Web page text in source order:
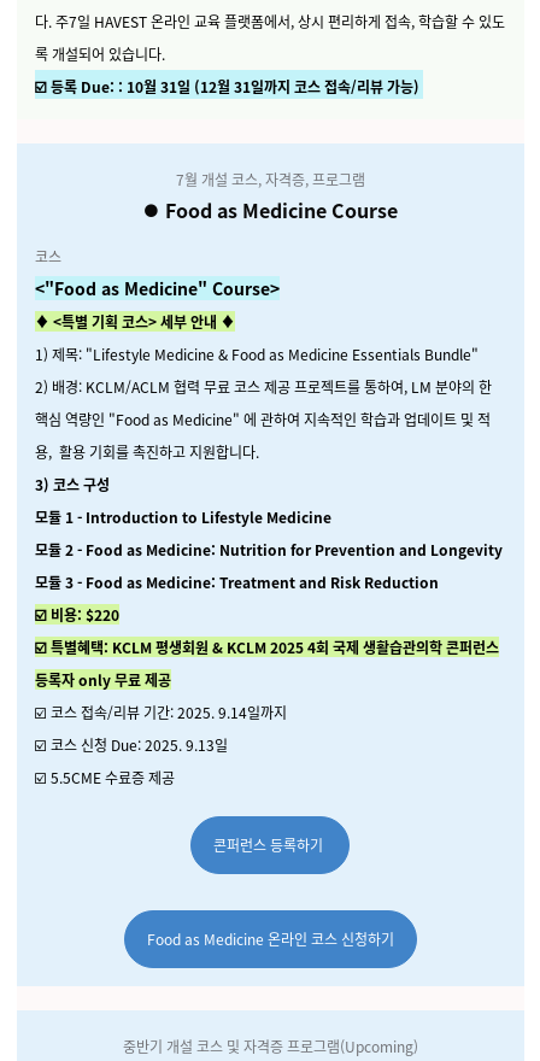
다. 주7일 HAVEST 온라인 교육 플랫폼에서, 상시 편리하게 접속, 학습할 수 있도
록 개설되어 있습니다.
☑️ 등록 Due: : 10월 31일 (12월 31일까지 코스 접속/리뷰 가능)
7월 개설 코스, 자격증, 프로그램
⏺️ Food as Medicine Course
코스
<"Food as Medicine" Course>
♦️ <특별 기획 코스> 세부 안내 ♦️
1) 제목: "Lifestyle Medicine & Food as Medicine Essentials Bundle"
2) 배경: KCLM/ACLM 협력 무료 코스 제공 프로젝트를 통하여, LM 분야의 한
핵심 역량인 "Food as Medicine" 에 관하여 지속적인 학습과 업데이트 및 적
용, 활용 기회를 촉진하고 지원합니다.
3) 코스 구성
모듈 1 - Introduction to Lifestyle Medicine
모듈 2 - Food as Medicine: Nutrition for Prevention and Longevity
모듈 3 - Food as Medicine: Treatment and Risk Reduction
☑️ 비용: $220
☑️ 특별혜택: KCLM 평생회원 & KCLM 2025 4회 국제 생활습관의학 콘퍼런스
등록자 only 무료 제공
☑️ 코스 접속/리뷰 기간: 2025. 9.14일까지
☑️ 코스 신청 Due: 2025. 9.13일
☑️ 5.5CME 수료증 제공
콘퍼런스 등록하기
Food as Medicine 온라인 코스 신청하기
중반기 개설 코스 및 자격증 프로그램(Upcoming)